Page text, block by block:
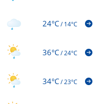
24°C/14°C
36°C/24°C
34°C/23°C